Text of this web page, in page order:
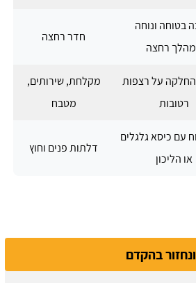
בטוחה ונוחה
רחצה
חדר רחצה
על רצפות
רטובות
מקלחת, שירותים,
מטבח
עם כיסא גלגלים
או הליכון
דלתות פנים וחוץ
בהקדם